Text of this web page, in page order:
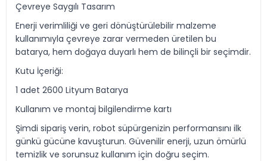
Çevreye Saygılı Tasarım
Enerji verimliliği ve geri dönüştürülebilir malzeme
kullanımıyla çevreye zarar vermeden üretilen bu
batarya, hem doğaya duyarlı hem de bilinçli bir seçimdir.
Kutu İçeriği:
1 adet 2600 Lityum Batarya
Kullanım ve montaj bilgilendirme kartı
Şimdi sipariş verin, robot süpürgenizin performansını ilk
günkü gücüne kavuşturun. Güvenilir enerji, uzun ömürlü
temizlik ve sorunsuz kullanım için doğru seçim.